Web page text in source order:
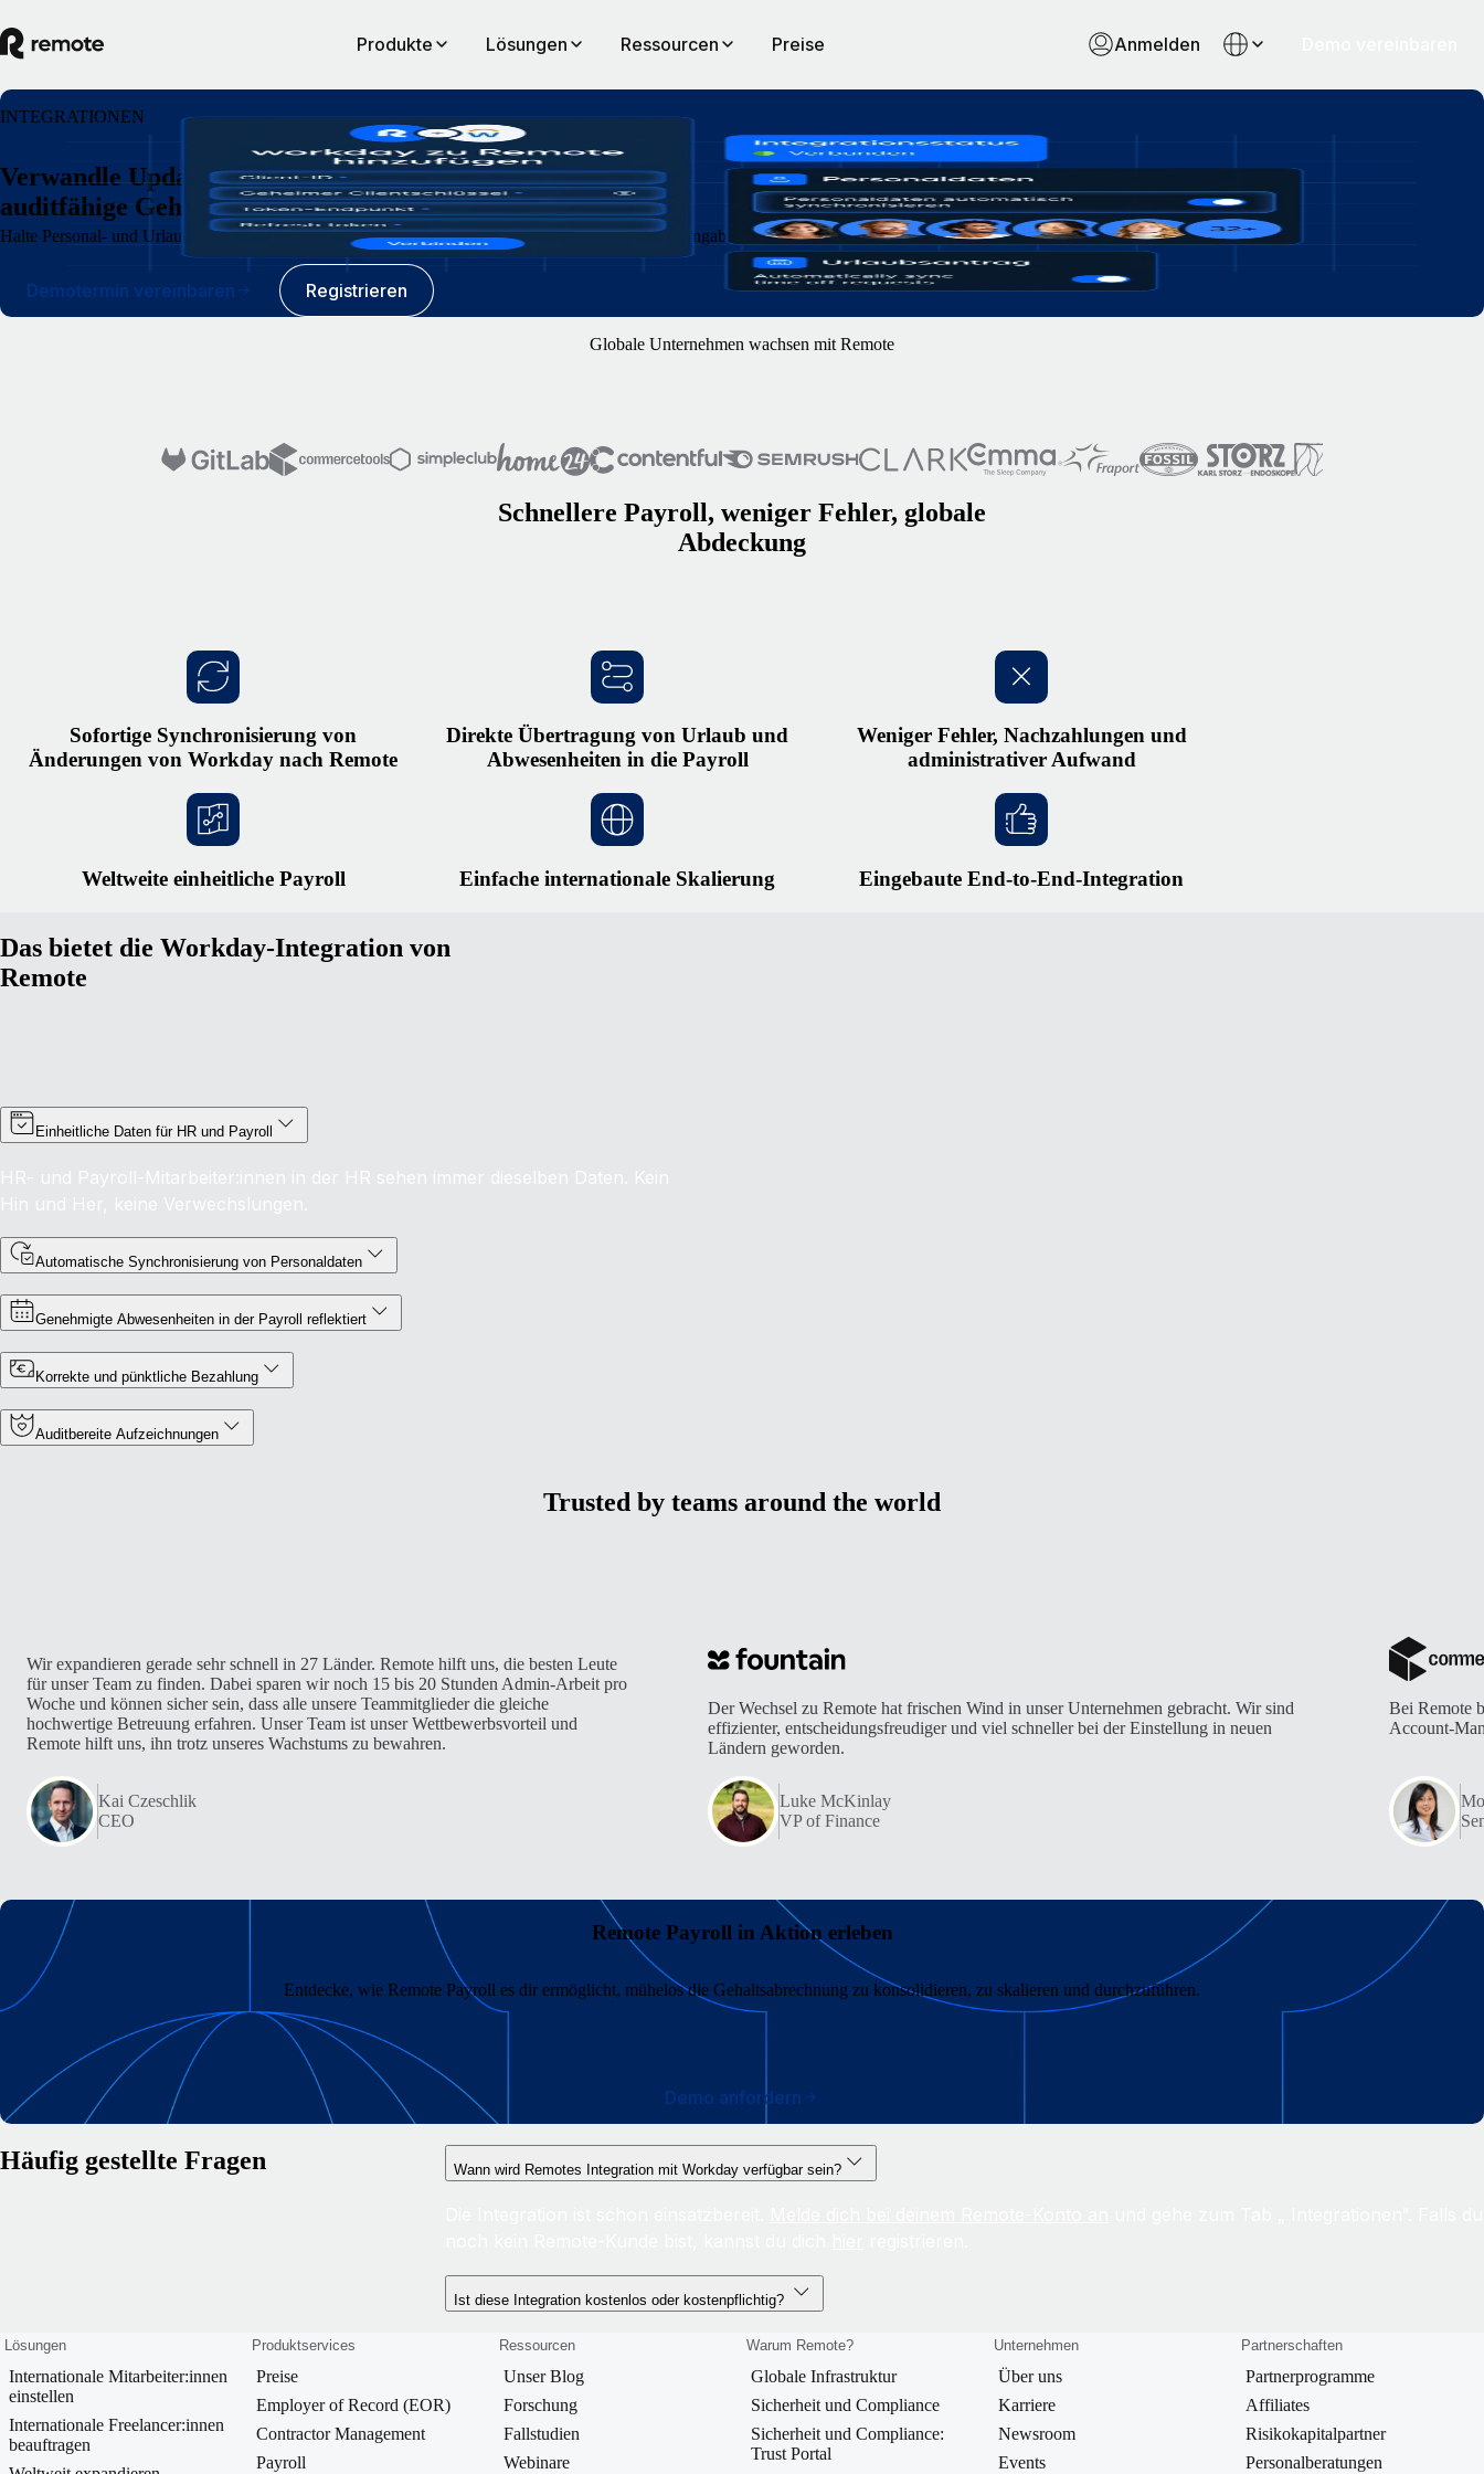
Produkte Lösungen Ressourcen Preise Anmelden
INTEGRATIONEN
Verwandle Updates in Workday in präzise,
auditfähige Gehaltsberechnungen.
Halte Personal- und Urlaubsdaten immer aktuell auf Workday und Remote. Keine doppelte Dateneingabe, keine Fehler. Nur eine reibungslose, zuverlässige Gehaltsabrechnung.
Demotermin vereinbaren Registrieren
Globale Unternehmen wachsen mit Remote
Schnellere Payroll, weniger Fehler, globale
Abdeckung
Sofortige Synchronisierung von
Änderungen von Workday nach Remote
Direkte Übertragung von Urlaub und
Abwesenheiten in die Payroll
Weniger Fehler, Nachzahlungen und
administrativer Aufwand
Weltweite einheitliche Payroll Einfache internationale Skalierung Eingebaute End-to-End-Integration
Das bietet die Workday-Integration von
Remote
Einheitliche Daten für HR und Payroll
HR- und Payroll-Mitarbeiter:innen in der HR sehen immer dieselben Daten. Kein
Hin und Her, keine Verwechslungen.
Automatische Synchronisierung von Personaldaten
Genehmigte Abwesenheiten in der Payroll reflektiert
Korrekte und pünktliche Bezahlung
Auditbereite Aufzeichnungen
Trusted by teams around the world
Wir expandieren gerade sehr schnell in 27 Länder. Remote hilft uns, die besten Leute
für unser Team zu finden. Dabei sparen wir noch 15 bis 20 Stunden Admin-Arbeit pro
Woche und können sicher sein, dass alle unsere Teammitglieder die gleiche
hochwertige Betreuung erfahren. Unser Team ist unser Wettbewerbsvorteil und
Remote hilft uns, ihn trotz unseres Wachstums zu bewahren.
Kai Czeschlik
CEO
Der Wechsel zu Remote hat frischen Wind in unser Unternehmen gebracht. Wir sind
effizienter, entscheidungsfreudiger und viel schneller bei der Einstellung in neuen
Ländern geworden.
Luke McKinlay
VP of Finance
Bei Remote
Account-
Remote Payroll in Aktion erleben
Entdecke, wie Remote Payroll es dir ermöglicht, mühelos die Gehaltsabrechnung zu konsolidieren, zu skalieren und durchzuführen.
Demo anfordern
Häufig gestellte Fragen Wann wird Remotes Integration mit Workday verfügbar sein?
Ist diese Integration kostenlos oder kostenpflichtig?
Lösungen
Internationale Mitarbeiter:innen
einstellen
Internationale Freelancer:innen
beauftragen
Produktservices
Preise
Employer of Record (EOR)
Contractor Management
Payroll
Ressourcen
Unser Blog
Forschung
Fallstudien
Webinare
Warum Remote?
Globale Infrastruktur
Sicherheit und Compliance
Sicherheit und Compliance:
Trust Portal
Unternehmen
Über uns
Karriere
Newsroom
Events
Partnerschaften
Partnerprogramme
Affiliates
Risikokapitalpartner
Personalberatungen